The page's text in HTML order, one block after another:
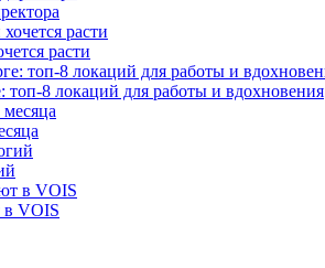
расти
8 локаций для работы и вдохновения
в VOIS